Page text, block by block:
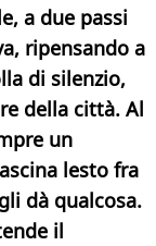
a due passi
ripensando a
di silenzio,
della città. Al
un
lesto fra
dà qualcosa.
il